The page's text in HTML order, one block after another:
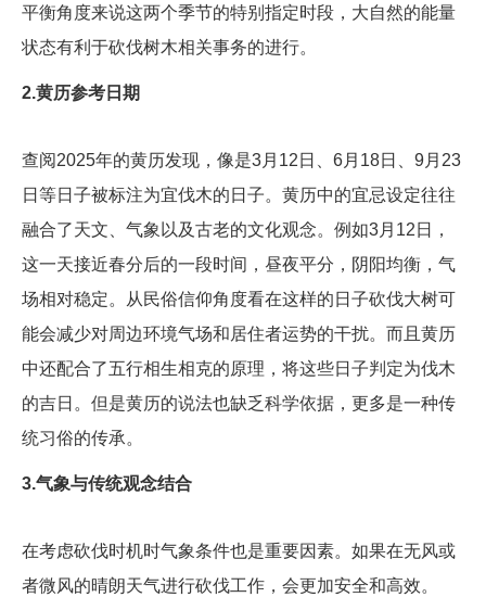
平衡角度来说这两个季节的特别指定时段，大自然的能量
状态有利于砍伐树木相关事务的进行。
2.黄历参考日期
查阅2025年的黄历发现，像是3月12日、6月18日、9月23
日等日子被标注为宜伐木的日子。黄历中的宜忌设定往往
融合了天文、气象以及古老的文化观念。例如3月12日，
这一天接近春分后的一段时间，昼夜平分，阴阳均衡，气
场相对稳定。从民俗信仰角度看在这样的日子砍伐大树可
能会减少对周边环境气场和居住者运势的干扰。而且黄历
中还配合了五行相生相克的原理，将这些日子判定为伐木
的吉日。但是黄历的说法也缺乏科学依据，更多是一种传
统习俗的传承。
3.气象与传统观念结合
在考虑砍伐时机时气象条件也是重要因素。如果在无风或
者微风的晴朗天气进行砍伐工作，会更加安全和高效。